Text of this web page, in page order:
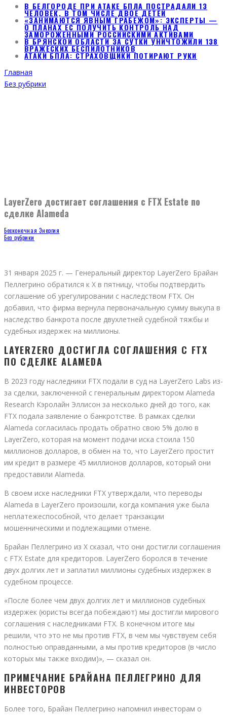
В БЕЛГОРОДЕ ПРИ АТАКЕ БПЛА ПОСТРАДАЛИ 13
ЧЕЛОВЕК, В ТОМ ЧИСЛЕ ДВОЕ ДЕТЕЙ
«ЗАНИМАЮТСЯ ЯВНЫМ ГРАБЕЖОМ»: ЭКСПЕРТЫ —
О ПЛАНАХ ЕС ПОЛУЧИТЬ КОНТРОЛЬ НАД
ЗАМОРОЖЕННЫМИ РОССИЙСКИМИ АКТИВАМИ
В БРЯНСКОЙ ОБЛАСТИ ЗА СУТКИ УНИЧТОЖИЛИ 138
ВРАЖЕСКИХ БЕСПИЛОТНИКОВ
АТАКИ БПЛА: СТРАХОВЩИКИ ПОТИРАЮТ РУКИ
Главная
Без рубрики
LayerZero достигает соглашения с FTX Estate по
сделке Alameda
Бесконечная Энергия
Без рубрики
31 января 2025 г. — Генеральный директор LayerZero Брайан
Пеллегрино обратился к X в пятницу, чтобы подтвердить
соглашение об урегулировании с наследством FTX. Он
добавил, что фирма вернула первоначальную сумму выкупа в
наследство банкрота после двухлетней судебной тяжбы и
судебных издержек на миллионы.
LAYERZERO ДОСТИГЛА СОГЛАШЕНИЯ С FTX
ПО СДЕЛКЕ ALAMEDA
В 2023 году наследники FTX подали в суд на LayerZero Labs из-
за сделки, заключенной с генеральным директором Alameda
Research Кэролайн Эллисон за несколько дней до того, как
FTX подала заявление о банкротстве. В рамках сделки
Alameda согласилась продать обратно свою 5% долю в
LayerZero, которая на момент подачи иска стоила 150
миллионов долларов, в обмен на то, что LayerZero простит
им кредит в размере 45 миллионов долларов, который они
предоставили Alameda.
В своем иске наследники FTX утверждали, что переводы
Alameda в LayerZero произошли, когда компания уже была
неплатежеспособной, что делает транзакции
мошенническими и подлежащими отмене.
Брайан Пеллегрино из X сказал, что они достигли соглашения
с FTX Estate для кредиторов. LayerZero боролся в течение
двух долгих лет и заплатил миллионы судебных издержек в
судебном процессе.
«После более чем двух долгих лет и миллионов судебных
издержек (юристы всегда побеждают) мы достигли мирового
соглашения с наследниками FTX. В конечном итоге мы
решили, что это не мы против FTX, в чем мы чувствуем себя
полностью оправданными, а мы против кредиторов (в число
которых мы также входим)», — сказал он.
ПРИМЕЧАНИЕ БРАЙАНА ПЕЛЛЕГРИНО ДЛЯ
ИНВЕСТОРОВ
Более того, Брайан Пеллегрино напомнил инвесторам о